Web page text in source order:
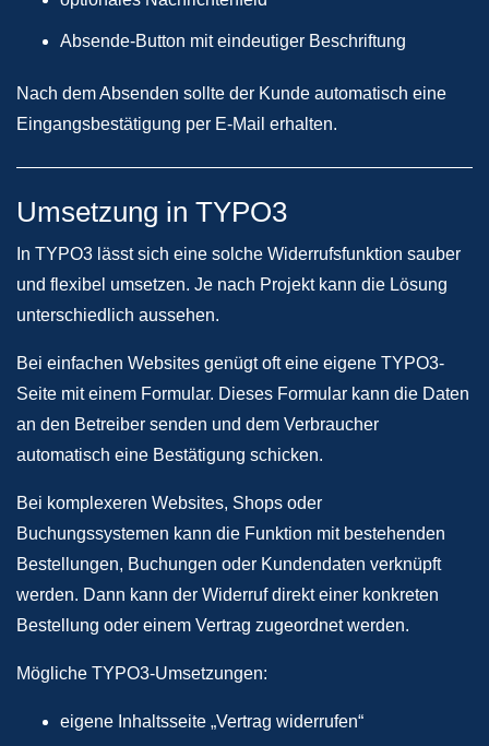
Absende-Button mit eindeutiger Beschriftung
Nach dem Absenden sollte der Kunde automatisch eine
Eingangsbestätigung per E-Mail erhalten.
Umsetzung in TYPO3
In TYPO3 lässt sich eine solche Widerrufsfunktion sauber
und flexibel umsetzen. Je nach Projekt kann die Lösung
unterschiedlich aussehen.
Bei einfachen Websites genügt oft eine eigene TYPO3-
Seite mit einem Formular. Dieses Formular kann die Daten
an den Betreiber senden und dem Verbraucher
automatisch eine Bestätigung schicken.
Bei komplexeren Websites, Shops oder
Buchungssystemen kann die Funktion mit bestehenden
Bestellungen, Buchungen oder Kundendaten verknüpft
werden. Dann kann der Widerruf direkt einer konkreten
Bestellung oder einem Vertrag zugeordnet werden.
Mögliche TYPO3-Umsetzungen:
eigene Inhaltsseite „Vertrag widerrufen“